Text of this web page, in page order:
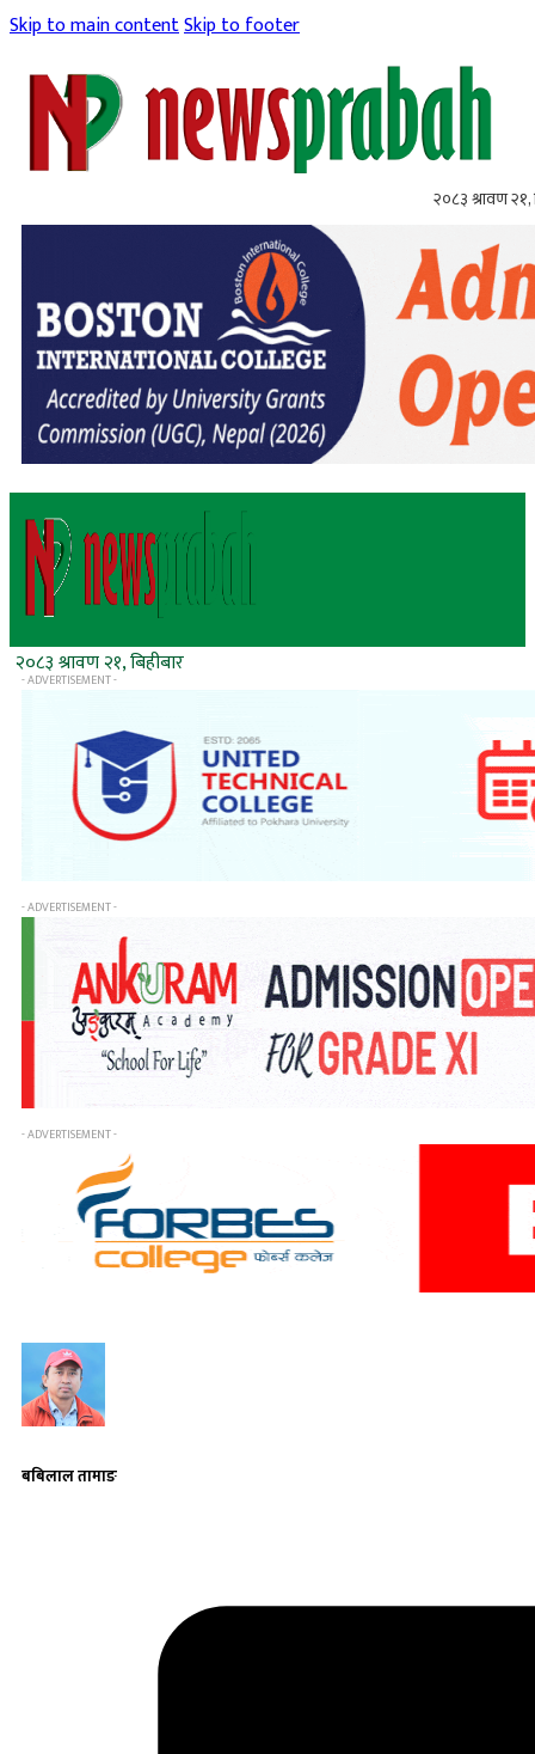
Skip to main contentSkip to footer
२०८३ श्रावण २१,
२०८३ श्रावण २१, बिहीबार
- ADVERTISEMENT -
- ADVERTISEMENT -
- ADVERTISEMENT -
बबिलाल तामाङ